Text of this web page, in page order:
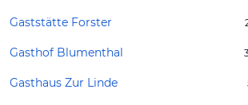
Gaststätte Forster
Gasthof Blumenthal
Gasthaus Zur Linde